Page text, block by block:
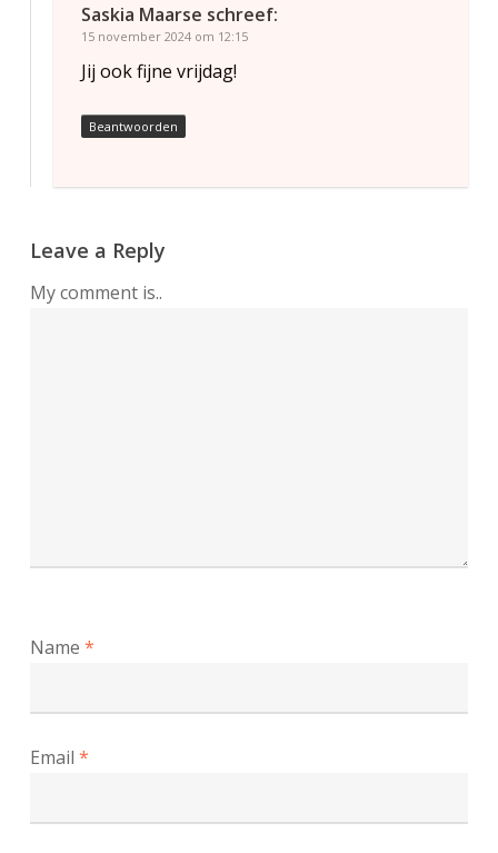
Saskia Maarse schreef:
15 november 2024 om 12:15
Jij ook fijne vrijdag!
Beantwoorden
Leave a Reply
My comment is..
Name *
Email *